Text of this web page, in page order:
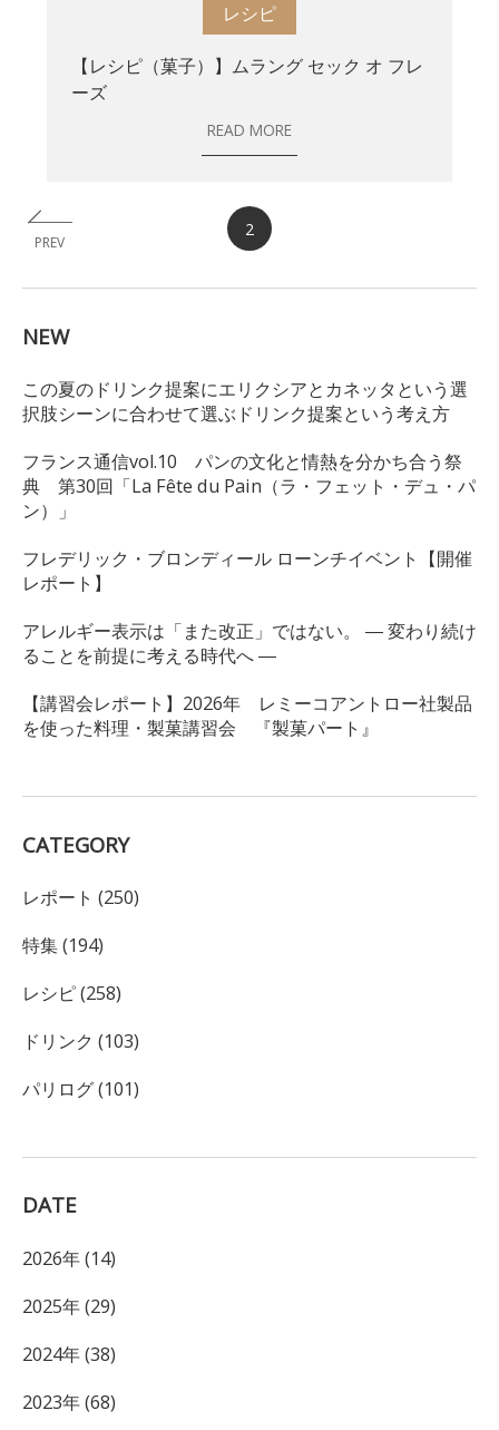
レシピ
【レシピ（菓子）】ムラング セック オ フレ
ーズ
READ MORE
PREV
2
NEW
この夏のドリンク提案にエリクシアとカネッタという選
択肢シーンに合わせて選ぶドリンク提案という考え方
フランス通信vol.10 パンの文化と情熱を分かち合う祭
典 第30回「La Fête du Pain（ラ・フェット・デュ・パ
ン）」
フレデリック・ブロンディール ローンチイベント【開催
レポート】
アレルギー表示は「また改正」ではない。 ― 変わり続け
ることを前提に考える時代へ ―
【講習会レポート】2026年 レミーコアントロー社製品
を使った料理・製菓講習会 『製菓パート』
CATEGORY
レポート (250)
特集 (194)
レシピ (258)
ドリンク (103)
パリログ (101)
DATE
2026年 (14)
2025年 (29)
2024年 (38)
2023年 (68)